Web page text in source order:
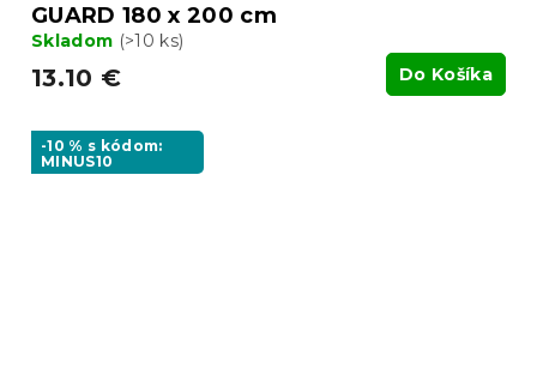
GUARD 180 x 200 cm
Skladom (>10 ks)
13.10 € Do Košíka
-10 % s kódom:
MINUS10